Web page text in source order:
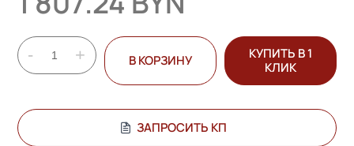
- + В КОРЗИНУ
КУПИТЬ В 1
КЛИК
ЗАПРОСИТЬ КП